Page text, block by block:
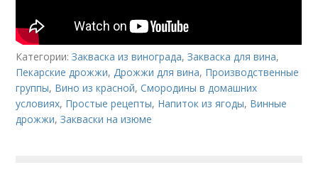
Категории:Закваска из винограда,Закваска для вина,
Пекарские дрожжи,Дрожжи для вина, Производственные
группы, Вино из красной,Смородины в домашних
условиях, Простые рецепты, Напиток из ягоды, Винные
дрожжи,Закваски на изюме